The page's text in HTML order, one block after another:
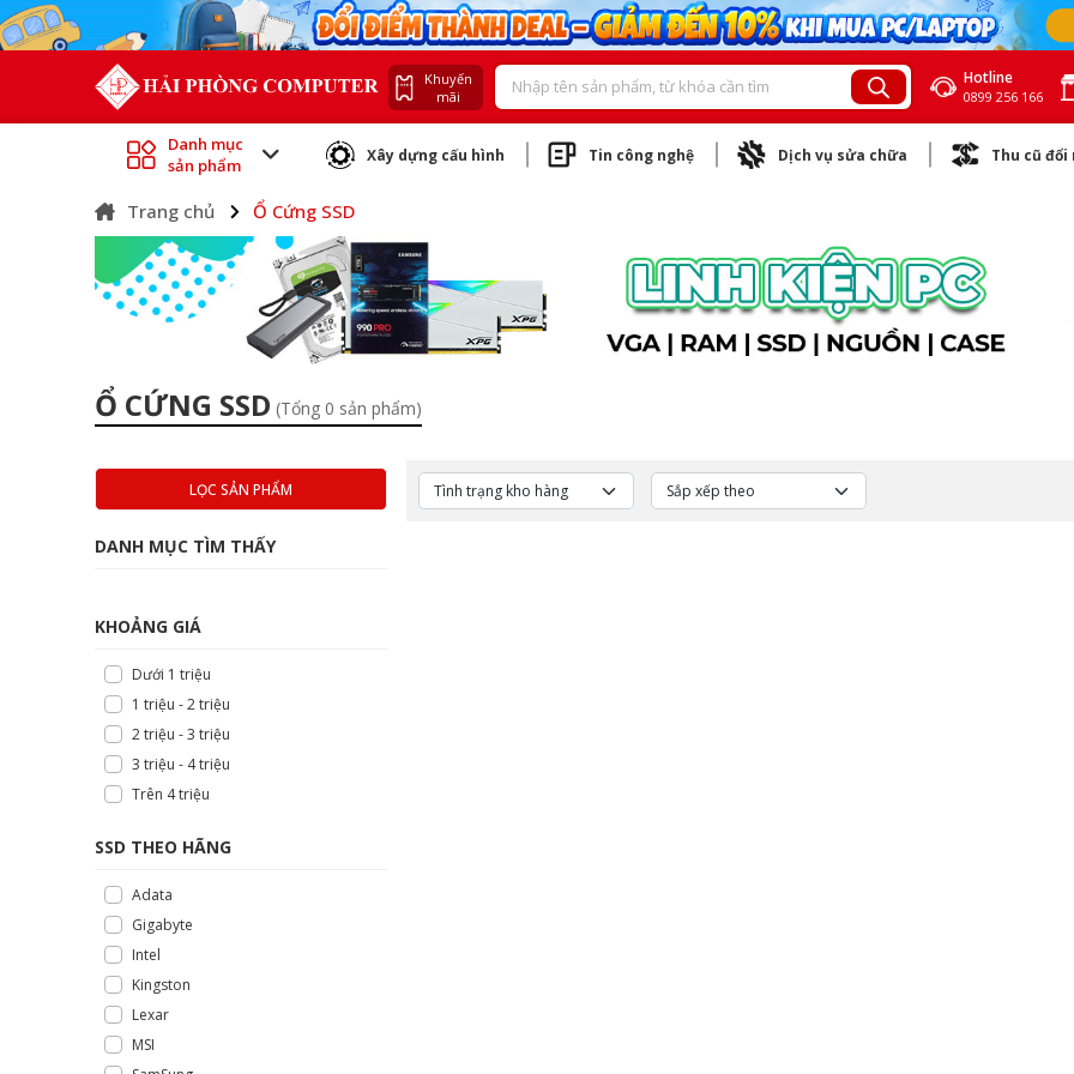
Khuyến
mãi
Hotline
0899 256 166
Danh mục
sản phẩm
Xây dựng cấu hình Tin công nghệ Dịch vụ sửa chữa Thu cũ đổi
Trang chủ Ổ Cứng SSD
Ổ CỨNG SSD (Tổng 0 sản phẩm)
LỌC SẢN PHẨM
DANH MỤC TÌM THẤY
KHOẢNG GIÁ
Dưới 1 triệu
1 triệu - 2 triệu
2 triệu - 3 triệu
3 triệu - 4 triệu
Trên 4 triệu
SSD THEO HÃNG
Adata
Gigabyte
Intel
Kingston
Lexar
MSI